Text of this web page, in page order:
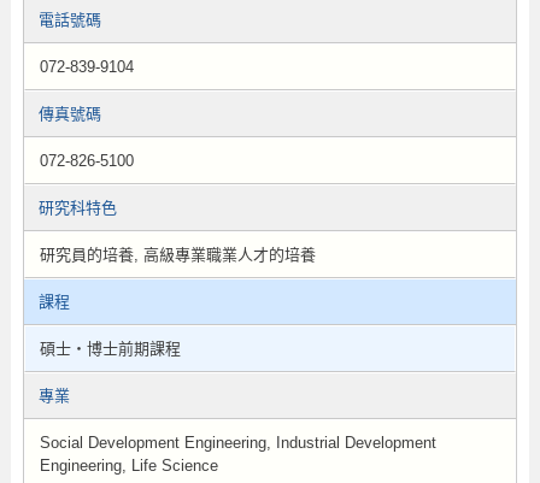
電話號碼
072-839-9104
傳真號碼
072-826-5100
研究科特色
研究員的培養, 高級專業職業人才的培養
課程
碩士・博士前期課程
專業
Social Development Engineering, Industrial Development
Engineering, Life Science